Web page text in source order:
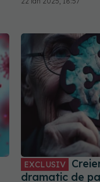
EXCLUSIV
dramatic de